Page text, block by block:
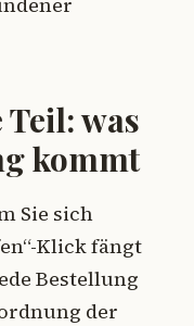
was
kommt
Sie sich
Klick fängt
Bestellung
der